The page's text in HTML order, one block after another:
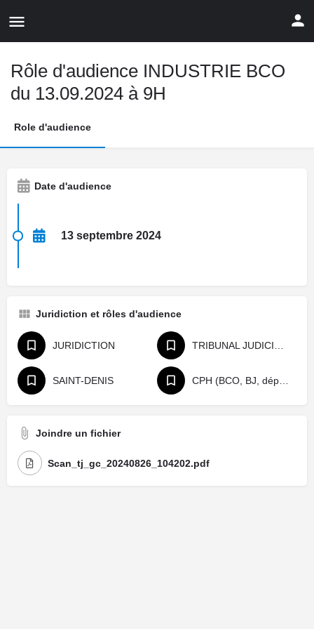
Rôle d'audience INDUSTRIE BCO
du 13.09.2024 à 9H
Role d'audience
Date d'audience
13 septembre 2024
Juridiction et rôles d'audience
JURIDICTION
SAINT-DENIS
Joindre un fichier
Scan_tj_gc_20240826_104202.pdf